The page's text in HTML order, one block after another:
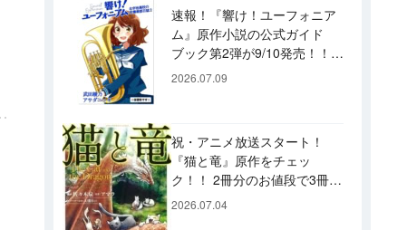
速報！『響け！ユーフォニア
ム』原作小説の公式ガイド
ブック第2弾が9/10発売！！
久美子たちが引退した後の書
2026.07.09
祝・アニメ放送スタート！
『猫と竜』原作をチェッ
ク！！ 2冊分のお値段で3冊読
めるスペシャルプライスパッ
2026.07.04